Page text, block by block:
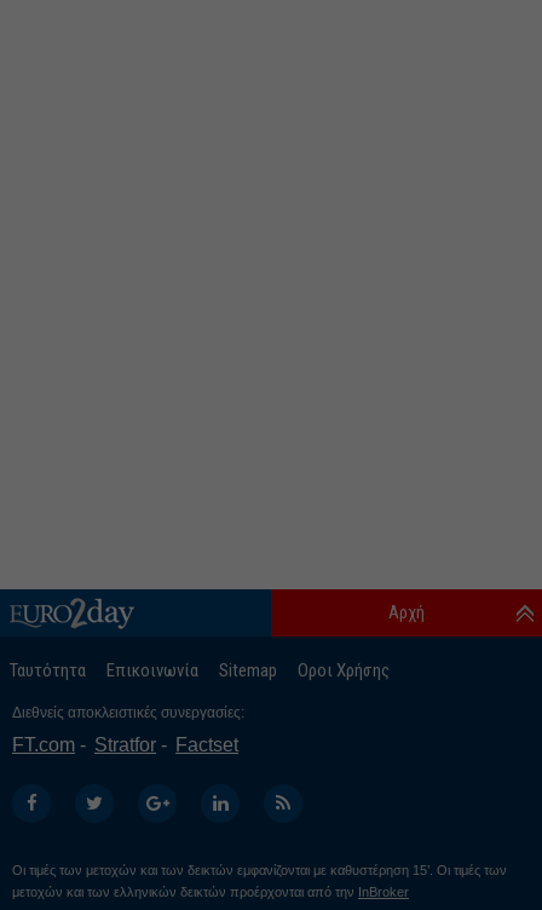
Ταυτότητα Επικοινωνία Sitemap Οροι Χρήσης
Αρχή
Διεθνείς αποκλειστικές συνεργασίες:
FT.com Stratfor Factset
Οι τιμές των μετοχών και των δεικτών εμφανίζονται με καθυστέρηση 15’. Οι τιμές των
μετοχών και των ελληνικών δεικτών προέρχονται από την InBroker